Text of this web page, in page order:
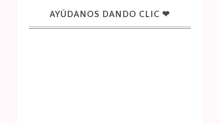
AYÚDANOS DANDO CLIC ❤